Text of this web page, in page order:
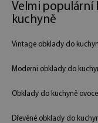
Velmi populární
kuchyně
Vintage obklady do
Moderni obklady do
Obklady do kuchyně ovoce
Dřevěné obklady do